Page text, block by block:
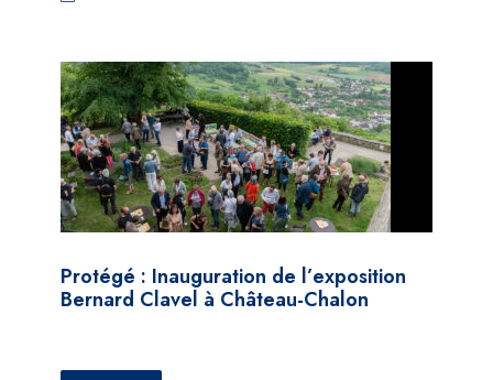
Protégé : Inauguration de l’exposition
Bernard Clavel à Château-Chalon